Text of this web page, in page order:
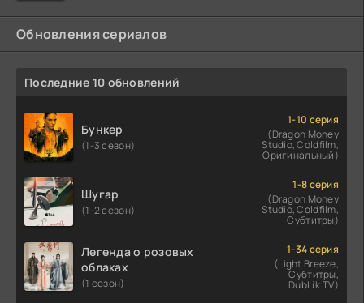
Обновления сериалов
Последние 10 обновлений
Бункер
(1-3 сезон)
1-10 серия
(Dragon Money
Studio, Coldfilm,
Оригинальный)
Шугар
(1-2 сезон)
1-8 серия
(Dragon Money
Studio, Coldfilm,
Субтитры)
Легенда о розовых
облаках
(1 сезон)
1-34 серия
(Light Breeze,
Субтитры,
DubLik.TV)